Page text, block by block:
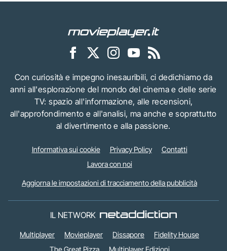
Con curiosità e impegno inesauribili, ci dedichiamo da
anni all'esplorazione del mondo del cinema e delle serie
TV: spazio all'informazione, alle recensioni,
all'approfondimento e all'analisi, ma anche e soprattutto
al divertimento e alla passione.
Informativa sui cookie Privacy Policy
Contatti
Lavora con noi
Aggiorna le impostazioni di tracciamento della pubblicità
IL NETWORK
Multiplayer Movieplayer Dissapore
Fidelity House